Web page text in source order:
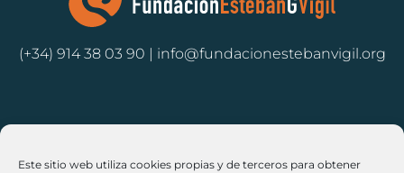
Este sitio web utiliza cookies propias y de terceros para obtener
(+34) 914 38 03 90 | info@fundacionestebanvigil.org
Cookies
Políticas de Privacidad